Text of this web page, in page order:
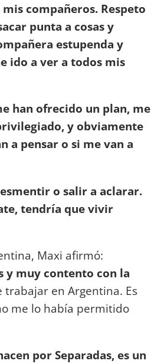
compañeros. Respeto
punta a cosas y
estupenda y
ido a ver a todos mis
han ofrecido un plan, me
y obviamente
a pensar o si me van a
o salir a aclarar.
tendría que vivir
Maxi afirmó:
y muy contento con la
trabajar en Argentina. Es
me lo había permitido
por Separadas, es un